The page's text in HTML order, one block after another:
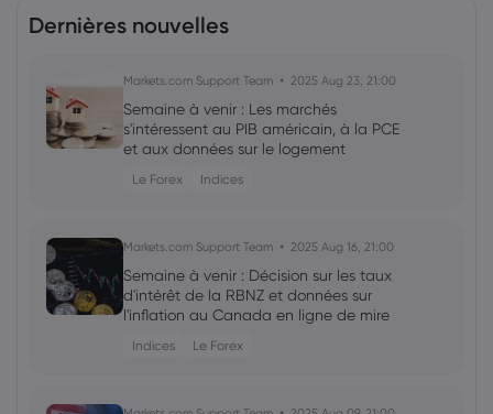
Dernières nouvelles
Markets.com Support Team 2025 Aug 23, 21:00
Semaine à venir : Les marchés
s'intéressent au PIB américain, à la PCE
et aux données sur le logement
Le Forex Indices
Markets.com Support Team 2025 Aug 16, 21:00
Semaine à venir : Décision sur les taux
d'intérêt de la RBNZ et données sur
l'inflation au Canada en ligne de mire
Indices Le Forex